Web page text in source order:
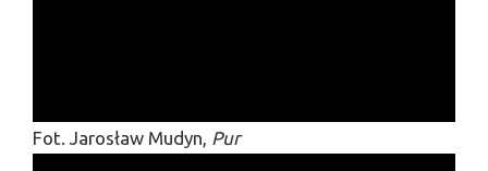
Fot. Jarosław Mudyn, Pur